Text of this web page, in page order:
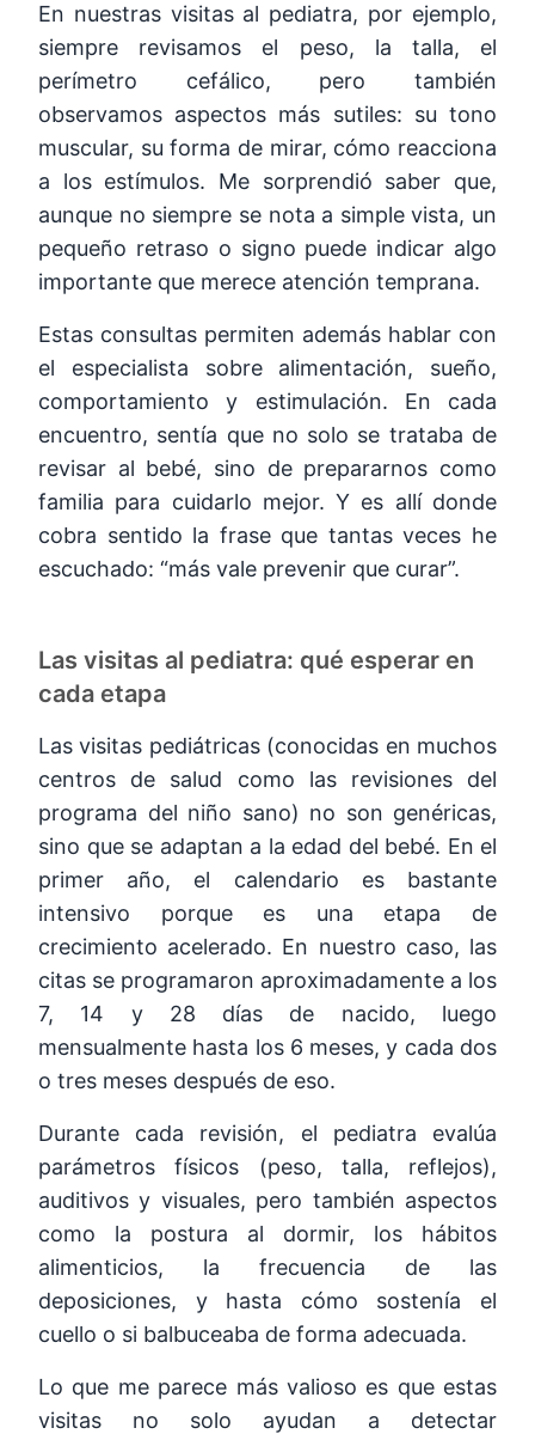
En nuestras visitas al pediatra, por ejemplo,
siempre revisamos el peso, la talla, el
perímetro cefálico, pero también
observamos aspectos más sutiles: su tono
muscular, su forma de mirar, cómo reacciona
a los estímulos. Me sorprendió saber que,
aunque no siempre se nota a simple vista, un
pequeño retraso o signo puede indicar algo
importante que merece atención temprana.
Estas consultas permiten además hablar con
el especialista sobre alimentación, sueño,
comportamiento y estimulación. En cada
encuentro, sentía que no solo se trataba de
revisar al bebé, sino de prepararnos como
familia para cuidarlo mejor. Y es allí donde
cobra sentido la frase que tantas veces he
escuchado: “más vale prevenir que curar”.
Las visitas al pediatra: qué esperar en
cada etapa
Las visitas pediátricas (conocidas en muchos
centros de salud como las revisiones del
programa del niño sano) no son genéricas,
sino que se adaptan a la edad del bebé. En el
primer año, el calendario es bastante
intensivo porque es una etapa de
crecimiento acelerado. En nuestro caso, las
citas se programaron aproximadamente a los
7, 14 y 28 días de nacido, luego
mensualmente hasta los 6 meses, y cada dos
o tres meses después de eso.
Durante cada revisión, el pediatra evalúa
parámetros físicos (peso, talla, reflejos),
auditivos y visuales, pero también aspectos
como la postura al dormir, los hábitos
alimenticios, la frecuencia de las
deposiciones, y hasta cómo sostenía el
cuello o si balbuceaba de forma adecuada.
Lo que me parece más valioso es que estas
visitas no solo ayudan a detectar